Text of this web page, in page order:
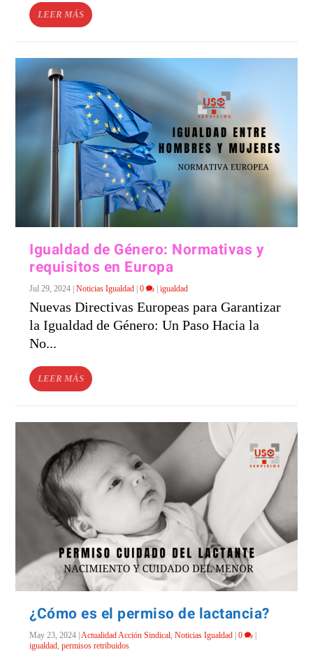
LEER MÁS
Igualdad de Género: Normativas y
requisitos en Europa
Jul 29, 2024 |Noticias Igualdad |0 |igualdad
Nuevas Directivas Europeas para Garantizar
la Igualdad de Género: Un Paso Hacia la
No...
LEER MÁS
¿Cómo es el permiso de lactancia?
May 23, 2024 | Actualidad Acción Sindical ,Noticias Igualdad |0
|
igualdad ,permisos retribuidos